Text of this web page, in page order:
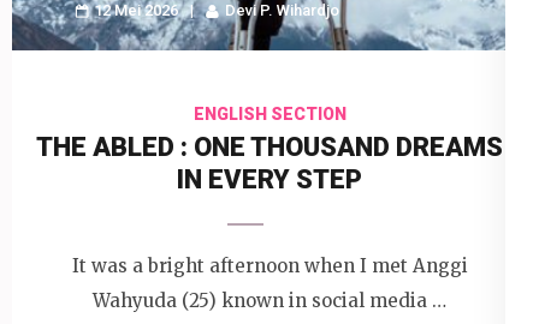
12 Mei 2026 Devi P. Wihardjo
ENGLISH SECTION
THE ABLED : ONE THOUSAND DREAMS
IN EVERY STEP
It was a bright afternoon when I met Anggi
Wahyuda (25) known in social media …